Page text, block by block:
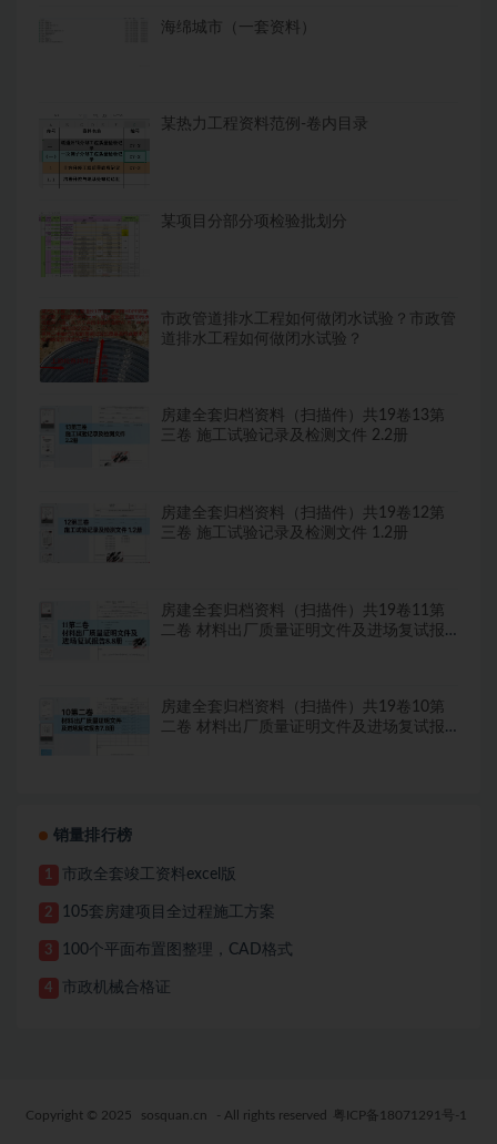
海绵城市（一套资料）
某热力工程资料范例-卷内目录
某项目分部分项检验批划分
市政管道排水工程如何做闭水试验？市政管
道排水工程如何做闭水试验？
房建全套归档资料（扫描件）共19卷13第
三卷 施工试验记录及检测文件 2.2册
房建全套归档资料（扫描件）共19卷12第
三卷 施工试验记录及检测文件 1.2册
房建全套归档资料（扫描件）共19卷11第
二卷 材料出厂质量证明文件及进场复试报
房建全套归档资料（扫描件）共19卷10第
二卷 材料出厂质量证明文件及进场复试报
销量排行榜
1 市政全套竣工资料excel版
2 105套房建项目全过程施工方案
3 100个平面布置图整理，CAD格式
4 市政机械合格证
Copyright © 2025 sosquan.cn - All rights reserved 粤ICP备18071291号-1